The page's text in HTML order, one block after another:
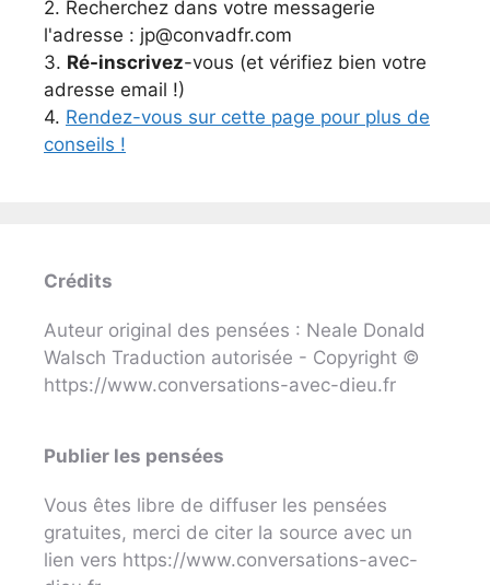
2. Recherchez dans votre messagerie
l'adresse : jp@convadfr.com
3. Ré-inscrivez-vous (et vérifiez bien votre
adresse email !)
4. Rendez-vous sur cette page pour plus de
conseils !
Crédits
Auteur original des pensées : Neale Donald
Walsch Traduction autorisée - Copyright ©
https://www.conversations-avec-dieu.fr
Publier les pensées
Vous êtes libre de diffuser les pensées
gratuites, merci de citer la source avec un
lien vers https://www.conversations-avec-